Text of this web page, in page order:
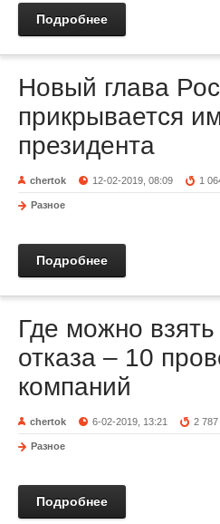
Подробнее
Новый глава
прикрывается
президента
chertok 12-02-2019, 08:09 1
Разное
Подробнее
Где можно
отказа – 10
компаний
chertok 6-02-2019, 13:21 2 787
Разное
Подробнее